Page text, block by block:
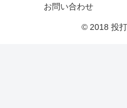
お問い合わせ
© 2018 投